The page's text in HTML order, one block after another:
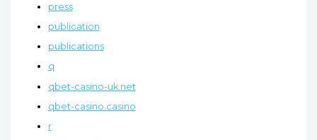
press
publication
publications
q
qbet-casino-uk.net
qbet-casino.casino
r